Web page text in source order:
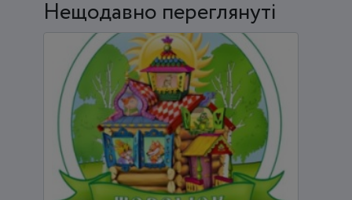
Нещодавно переглянуті